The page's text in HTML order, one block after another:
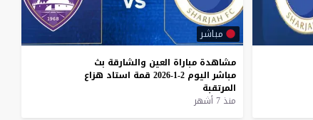
مباشر
مشاهدة مباراة العين والشارقة بث
مباشر اليوم 2-1-2026 قمة استاد هزاع
المرتقبة
منذ 7 أشهر